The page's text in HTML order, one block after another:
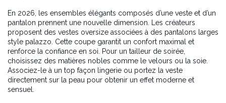
En 2026, les ensembles élégants composés d’une veste et d’un
pantalon prennent une nouvelle dimension. Les créateurs
proposent des vestes oversize associées à des pantalons larges
style palazzo. Cette coupe garantit un confort maximal et
renforce la confiance en soi. Pour un tailleur de soirée,
choisissez des matières nobles comme le velours ou la soie.
Associez-le à un top façon lingerie ou portez la veste
directement sur la peau pour obtenir un effet moderne et
sensuel.